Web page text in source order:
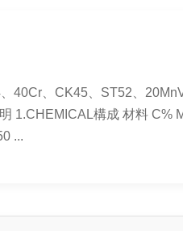
40Cr、CK45、ST52、
1.CHEMICAL構成 材料 C%
...